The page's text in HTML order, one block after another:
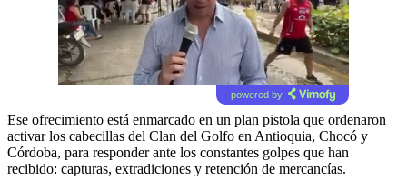
powered by
Ese ofrecimiento está enmarcado en un plan pistola que ordenaron
activar los cabecillas del Clan del Golfo en Antioquia, Chocó y
Córdoba, para responder ante los constantes golpes que han
recibido: capturas, extradiciones y retención de mercancías.